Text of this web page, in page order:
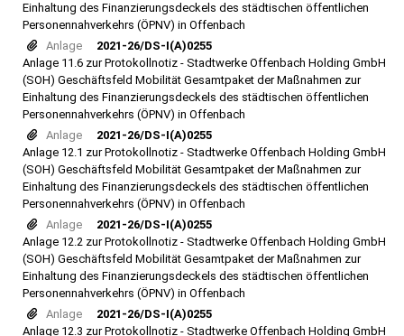
Einhaltung des Finanzierungsdeckels des städtischen öffentlichen
Personennahverkehrs (ÖPNV) in Offenbach
Anlage
2021-26/DS-I(A)0255
Anlage 11.6 zur Protokollnotiz - Stadtwerke Offenbach Holding GmbH
(SOH) Geschäftsfeld Mobilität Gesamtpaket der Maßnahmen zur
Einhaltung des Finanzierungsdeckels des städtischen öffentlichen
Personennahverkehrs (ÖPNV) in Offenbach
Anlage
2021-26/DS-I(A)0255
Anlage 12.1 zur Protokollnotiz - Stadtwerke Offenbach Holding GmbH
(SOH) Geschäftsfeld Mobilität Gesamtpaket der Maßnahmen zur
Einhaltung des Finanzierungsdeckels des städtischen öffentlichen
Personennahverkehrs (ÖPNV) in Offenbach
Anlage
2021-26/DS-I(A)0255
Anlage 12.2 zur Protokollnotiz - Stadtwerke Offenbach Holding GmbH
(SOH) Geschäftsfeld Mobilität Gesamtpaket der Maßnahmen zur
Einhaltung des Finanzierungsdeckels des städtischen öffentlichen
Personennahverkehrs (ÖPNV) in Offenbach
Anlage
2021-26/DS-I(A)0255
Anlage 12.3 zur Protokollnotiz - Stadtwerke Offenbach Holding GmbH